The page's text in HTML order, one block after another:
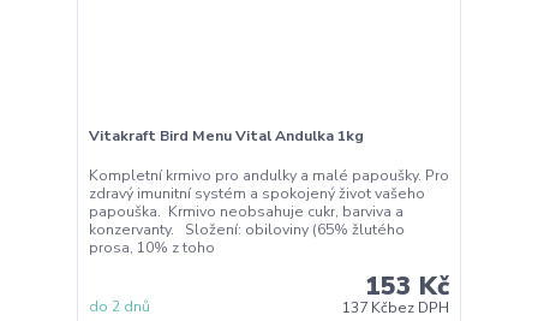
Vitakraft Bird Menu Vital Andulka 1kg
Kompletní krmivo pro andulky a malé papoušky. Pro
zdravý imunitní systém a spokojený život vašeho
papouška. Krmivo neobsahuje cukr, barviva a
konzervanty. Složení: obiloviny (65% žlutého
prosa, 10% z toho
153 Kč
137 Kčbez DPH
do 2 dnů